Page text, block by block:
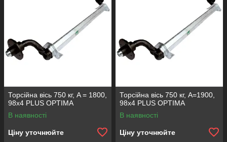
Торсійна вісь 750 кг, A = 1800,
98x4 PLUS OPTIMA
В наявності
Ціну уточнюйте
Торсійна вісь 750 кг, А=1900,
98х4 PLUS OPTIMA
В наявності
Ціну уточнюйте